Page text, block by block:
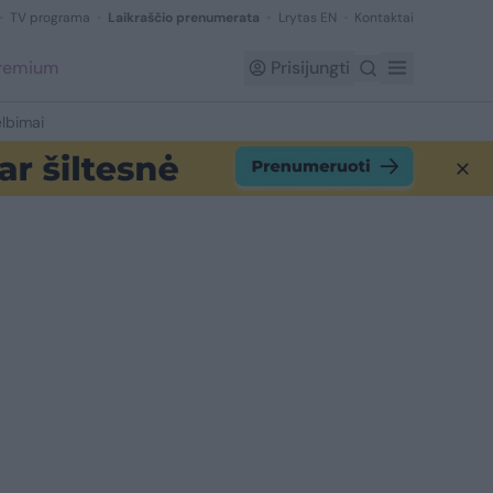
TV programa Laikraščio prenumerata Lrytas EN Kontaktai
Prisijungti